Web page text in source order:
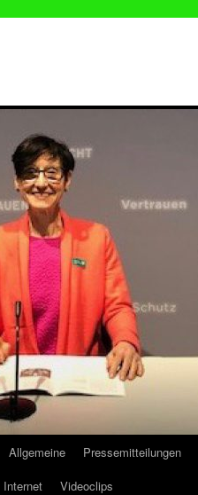
Allgemeine Pressemitteilungen
Internet Videoclips